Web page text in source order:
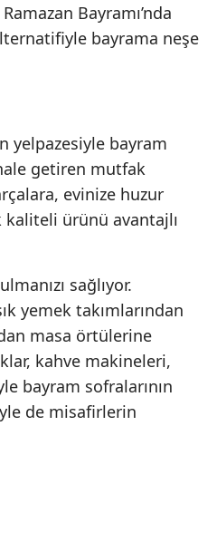
Bayramı’nda
bayrama neşe
yelpazesiyle bayram
getiren mutfak
evinize huzur
ürünü avantajlı
sağlıyor.
yemek takımlarından
masa örtülerine
kahve makineleri,
bayram sofralarının
de misafirlerin